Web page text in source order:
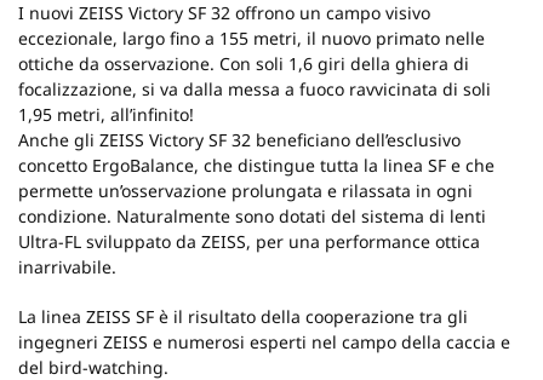
I nuovi ZEISS Victory SF 32 offrono un campo visivo
eccezionale, largo fino a 155 metri, il nuovo primato nelle
ottiche da osservazione. Con soli 1,6 giri della ghiera di
focalizzazione, si va dalla messa a fuoco ravvicinata di soli
1,95 metri, all’infinito!
Anche gli ZEISS Victory SF 32 beneficiano dell’esclusivo
concetto ErgoBalance, che distingue tutta la linea SF e che
permette un’osservazione prolungata e rilassata in ogni
condizione. Naturalmente sono dotati del sistema di lenti
Ultra-FL sviluppato da ZEISS, per una performance ottica
inarrivabile.
La linea ZEISS SF è il risultato della cooperazione tra gli
ingegneri ZEISS e numerosi esperti nel campo della caccia e
del bird-watching.